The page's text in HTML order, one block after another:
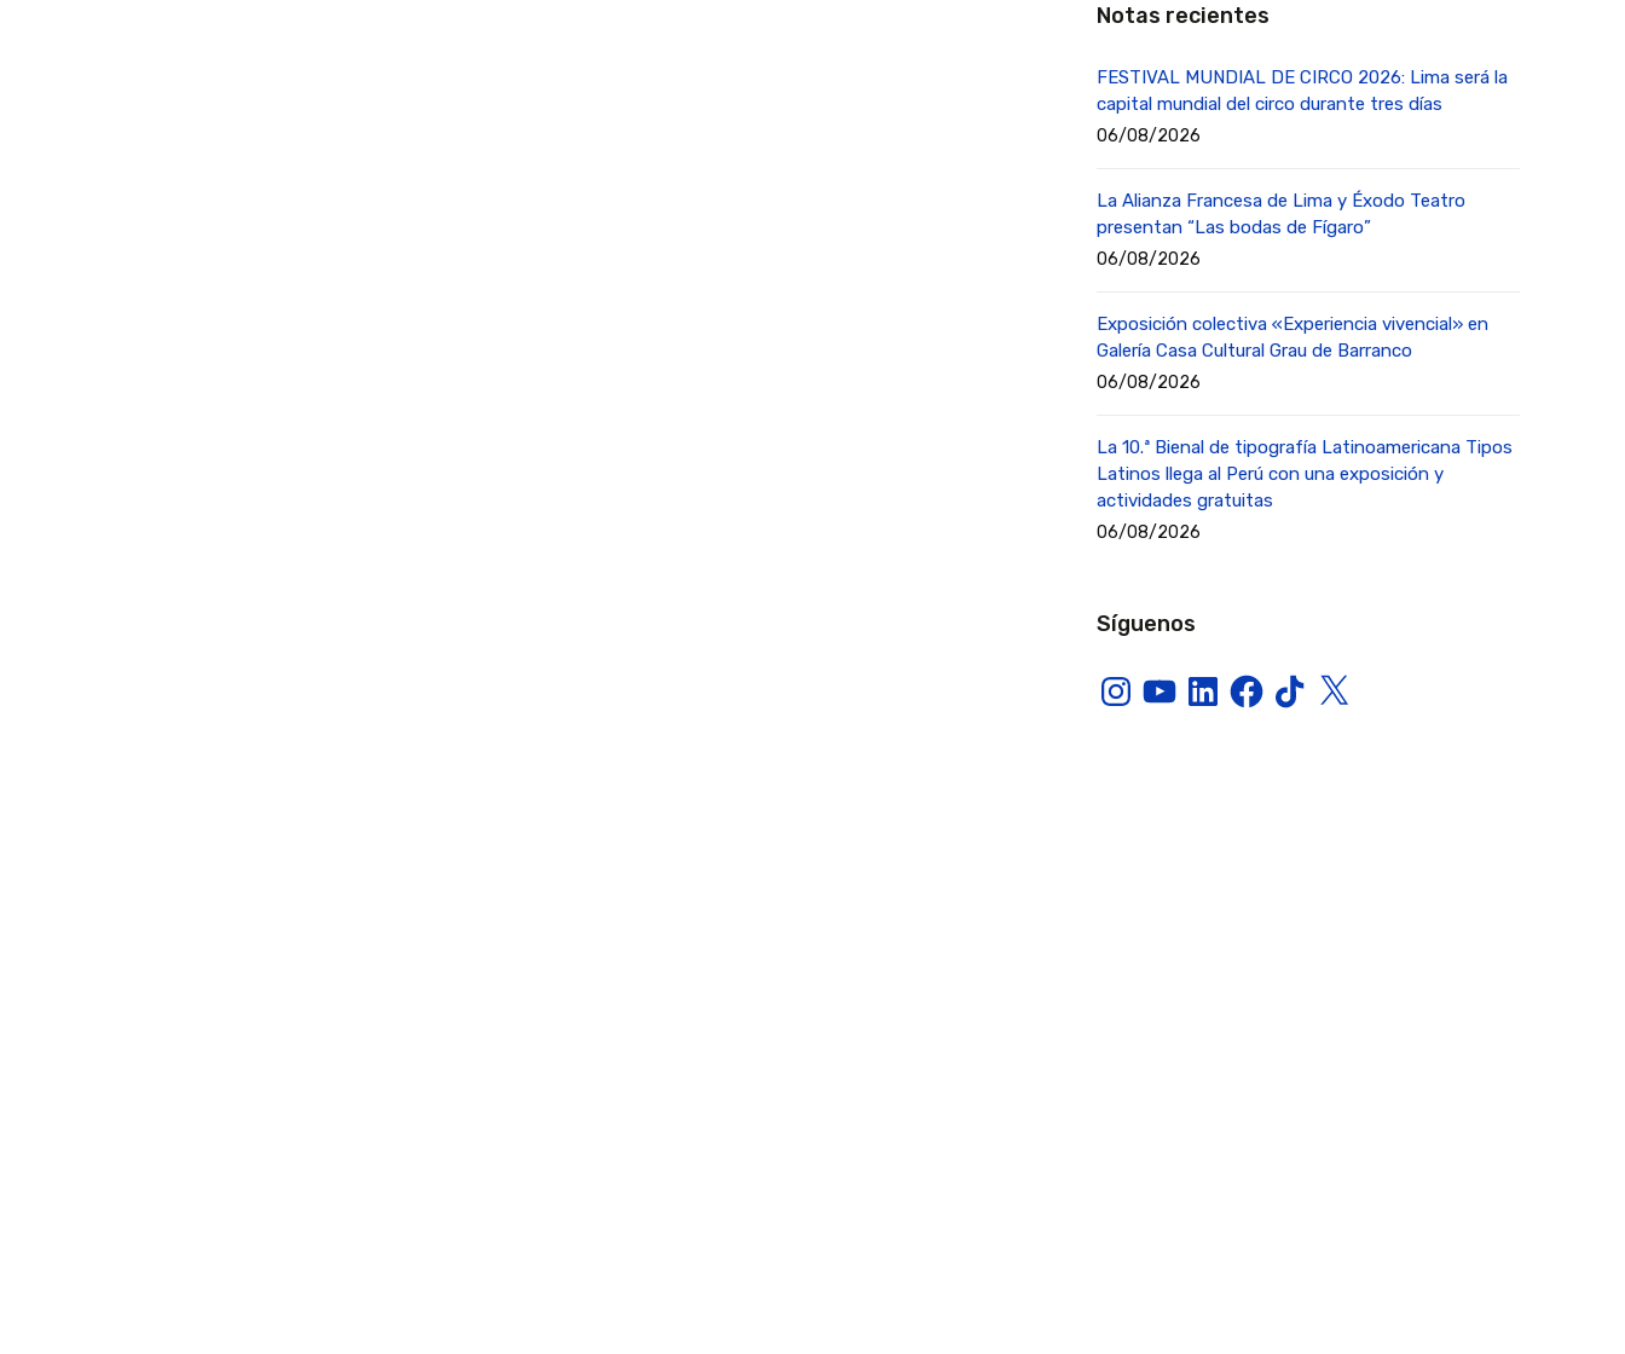
Notas recientes
FESTIVAL MUNDIAL DE CIRCO 2026: Lima será la
capital mundial del circo durante tres días
06/08/2026
La Alianza Francesa de Lima y Éxodo Teatro
presentan “Las bodas de Fígaro”
06/08/2026
Exposición colectiva «Experiencia vivencial» en
Galería Casa Cultural Grau de Barranco
06/08/2026
La 10.ª Bienal de tipografía Latinoamericana Tipos
Latinos llega al Perú con una exposición y
actividades gratuitas
06/08/2026
Síguenos
InstagramYouTubeLinkedInFacebook
TikTokX